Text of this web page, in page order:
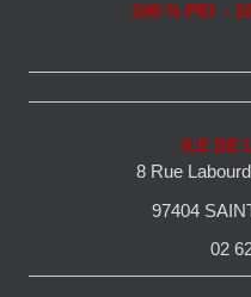
100 % PEI -
ILE DE
8 Rue
97404
02